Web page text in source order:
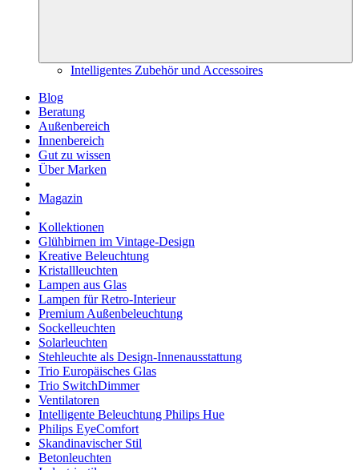
Intelligentes Zubehör und Accessoires
Blog
Beratung
Außenbereich
Innenbereich
Gut zu wissen
Über Marken
Magazin
Kollektionen
Glühbirnen im Vintage-Design
Kreative Beleuchtung
Kristallleuchten
Lampen aus Glas
Lampen für Retro-Interieur
Premium Außenbeleuchtung
Sockelleuchten
Solarleuchten
Stehleuchte als Design-Innenausstattung
Trio Europäisches Glas
Trio SwitchDimmer
Ventilatoren
Intelligente Beleuchtung Philips Hue
Philips EyeComfort
Skandinavischer Stil
Betonleuchten